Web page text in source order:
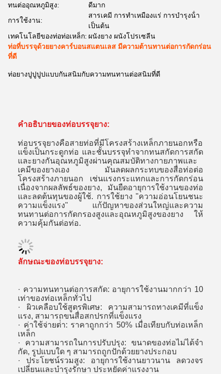
ทนต่ออุณหภูมิสูง:
ดีมาก
การใช้งาน:
สารเคมี การทําเหมืองแร่ การบํารุงน้ํา
เป็นต้น
เทคโนโลยีของท่อท่อเหล็ก: ผนังยาง ผนังโปรเซลีน
ท่อที่บรรจุด้วยยางคาร์บอนสแตนเลส มีความต้านทานต่อการกัดกร่อน
ที่ดี
ท่อยางปูปูปูปแบบกันสนิมกับความทนทานต่อสนิมที่ดี
คําอธิบายของท่อบรรจุยาง:
ท่อบรรจุยางคือสายท่อที่มีโครงสร้างเหล็กภายนอกหรือ
แข็งเป็นกระดูกท่อ และชั้นบรรจุทําจากทนสกัดการสกัด
และยางกันอุณหภูมิสูงผ่านคุณสมบัติทางกายภาพและ
เคมีของยางเอง มันลดผลกระทบของสื่อท่อต่อ
โครงสร้างภายนอก เช่นแรงกระแทกและการกัดกร่อน
เนื่องจากผลลัพธ์ของยาง, มันยืดอายุการใช้งานของท่อ
และลดต้นทุนของผู้ใช้. การใช้ยาง "ความอ่อนโยนชนะ
ความแข็งแรง" แก้ปัญหาของส่วนใหญ่และความ
ทนทานต่อการกัดกรองสูงและอุณหภูมิสูงของยาง ให้
ความคุ้มกันต่อท่อ.
ลักษณะของท่อบรรจุยาง:
· ความทนทานต่อการสกัด: อายุการใช้งานมากกว่า 10
เท่าของท่อเหล็กทั่วไป
· ผิวเคลือบใช้สูตรพิเศษ: ความสามารถทางเคมีที่แข็ง
แรง, สามารถขนสื่อสกปรกที่แข็งแรง
· ค่าใช้จ่ายต่ํา: ราคาถูกกว่า 50% เมื่อเทียบกับท่อเหล็ก
เหล็ก
· ความสามารถในการปรับปรุง: ขนาดของท่อไม่ได้จํา
กัด, รูปแบบใด ๆ สามารถถูกปักด้วยยางประกอบ
· ประโยชน์รวมสูง: อายุการใช้งานยาวนาน ลดวงจร
เปลี่ยนและบํารุงรักษา ประหยัดค่าแรงงาน